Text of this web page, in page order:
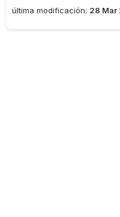
última modificación: 28 Mar